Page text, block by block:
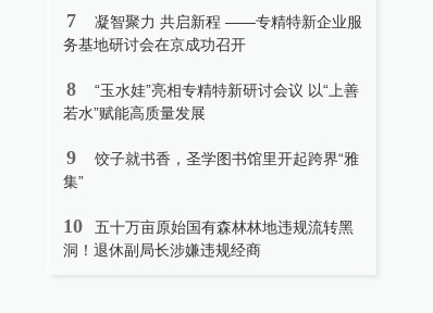
7
凝智聚力 共启新程 ——专精特新企业服
务基地研讨会在京成功召开
8
“玉水娃”亮相专精特新研讨会议 以“上善
若水”赋能高质量发展
9
饺子就书香，圣学图书馆里开起跨界“雅
集”
10
五十万亩原始国有森林林地违规流转黑
洞！退休副局长涉嫌违规经商